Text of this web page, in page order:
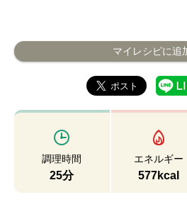
マイレシピに追
調理時間
25分
エネルギー
577kcal